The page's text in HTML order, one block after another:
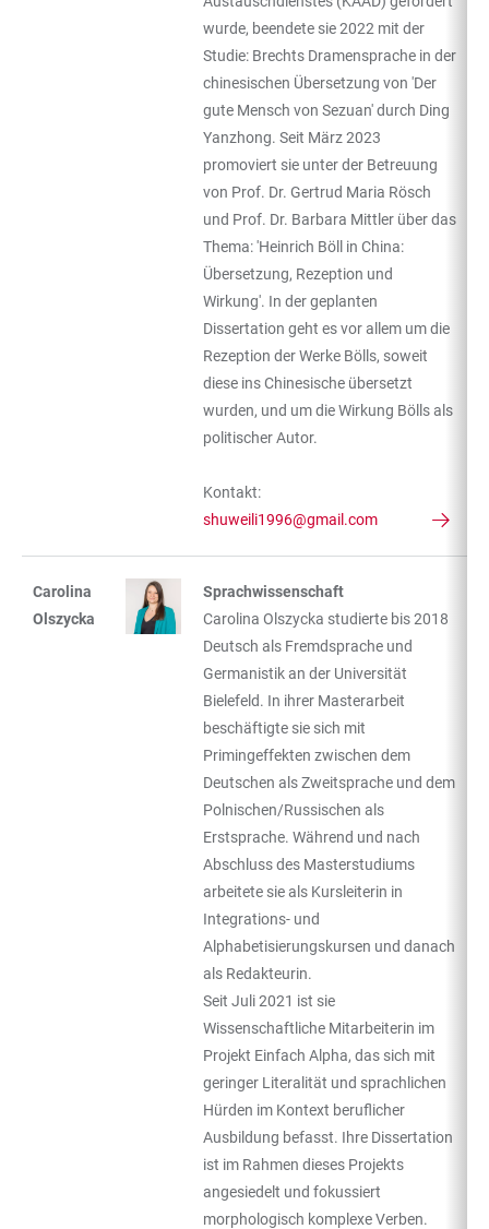
wurde, beendete sie 2022 mit der
Studie: Brechts Dramensprache in der
chinesischen Übersetzung von 'Der
gute Mensch von Sezuan' durch Ding
Yanzhong. Seit März 2023
promoviert sie unter der Betreuung
von Prof. Dr. Gertrud Maria Rösch
und Prof. Dr. Barbara Mittler über das
Thema: 'Heinrich Böll in China:
Übersetzung, Rezeption und
Wirkung'. In der geplanten
Dissertation geht es vor allem um die
Rezeption der Werke Bölls, soweit
diese ins Chinesische übersetzt
wurden, und um die Wirkung Bölls als
politischer Autor.
Kontakt:
shuweili1996@gmail.com
Carolina
Olszycka
Sprachwissenschaft
Carolina Olszycka studierte bis 2018
Deutsch als Fremdsprache und
Germanistik an der Universität
Bielefeld. In ihrer Masterarbeit
beschäftigte sie sich mit
Primingeffekten zwischen dem
Deutschen als Zweitsprache und dem
Polnischen/Russischen als
Erstsprache. Während und nach
Abschluss des Masterstudiums
arbeitete sie als Kursleiterin in
Integrations- und
Alphabetisierungskursen und danach
als Redakteurin.
Seit Juli 2021 ist sie
Wissenschaftliche Mitarbeiterin im
Projekt Einfach Alpha, das sich mit
geringer Literalität und sprachlichen
Hürden im Kontext beruflicher
Ausbildung befasst. Ihre Dissertation
ist im Rahmen dieses Projekts
angesiedelt und fokussiert
morphologisch komplexe Verben.